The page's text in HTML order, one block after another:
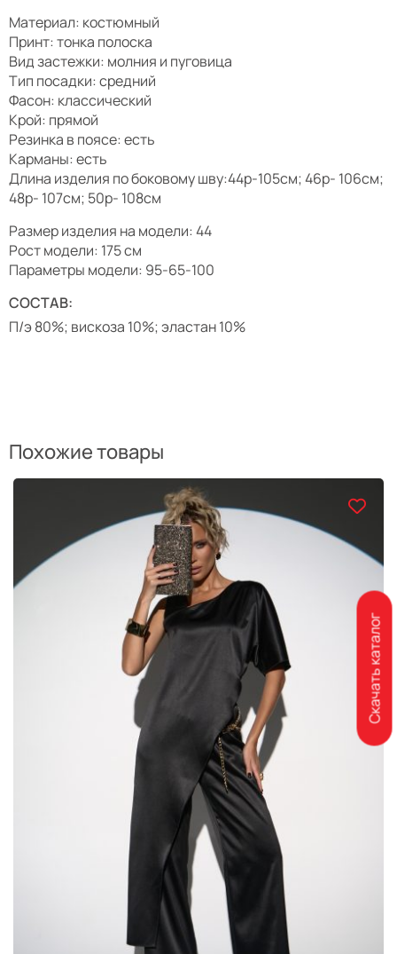
Материал: костюмный
Принт: тонка полоска
Вид застежки: молния и пуговица
Тип посадки: средний
Фасон: классический
Крой: прямой
Резинка в поясе: есть
Карманы: есть
Длина изделия по боковому шву:44р-105см; 46р- 106см;
48р- 107см; 50р- 108см
Размер изделия на модели: 44
Рост модели: 175 см
Параметры модели: 95-65-100
СОСТАВ:
П/э 80%; вискоза 10%; эластан 10%
Похожие товары
Скачать каталог